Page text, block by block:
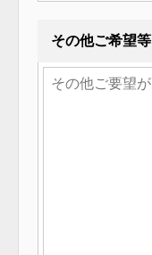
その他ご希望等